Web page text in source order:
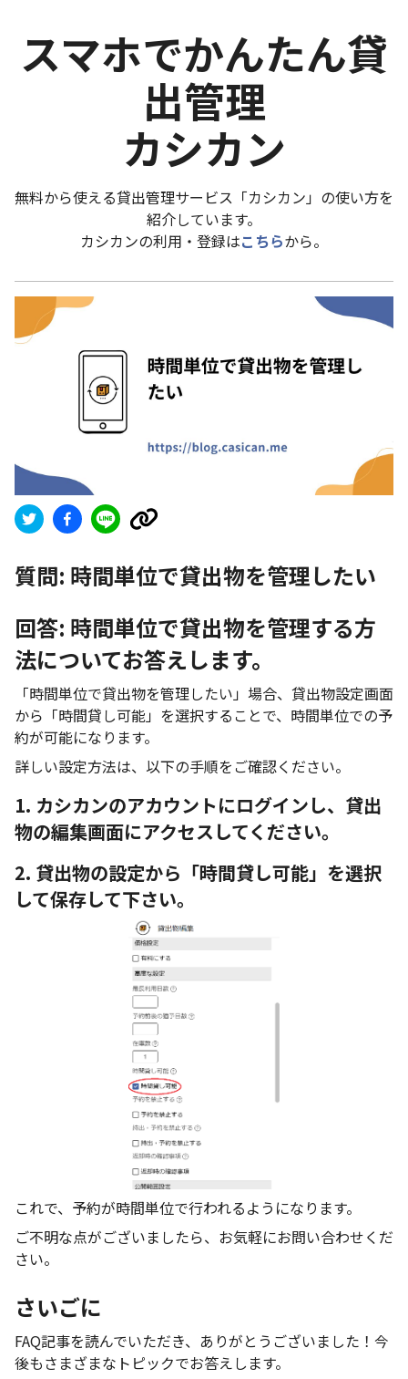
スマホでかんたん貸
出管理
カシカン
無料から使える貸出管理サービス「カシカン」の使い方を
紹介しています。
カシカンの利用・登録はこちらから。
質問: 時間単位で貸出物を管理したい
回答: 時間単位で貸出物を管理する方
法についてお答えします。
「時間単位で貸出物を管理したい」場合、貸出物設定画面
から「時間貸し可能」を選択することで、時間単位での予
約が可能になります。
詳しい設定方法は、以下の手順をご確認ください。
1. カシカンのアカウントにログインし、貸出
物の編集画面にアクセスしてください。
2. 貸出物の設定から「時間貸し可能」を選択
して保存して下さい。
これで、予約が時間単位で行われるようになります。
ご不明な点がございましたら、お気軽にお問い合わせくだ
さい。
さいごに
FAQ記事を読んでいただき、ありがとうございました！今
後もさまざまなトピックでお答えします。